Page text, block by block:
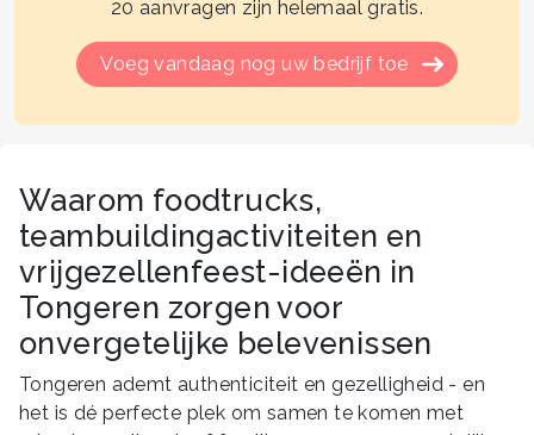
20 aanvragen zijn helemaal gratis.
Voeg vandaag nog uw bedrijf toe
Waarom foodtrucks,
teambuildingactiviteiten en
vrijgezellenfeest-ideeën in
Tongeren zorgen voor
onvergetelijke belevenissen
Tongeren ademt authenticiteit en gezelligheid - en
het is dé perfecte plek om samen te komen met